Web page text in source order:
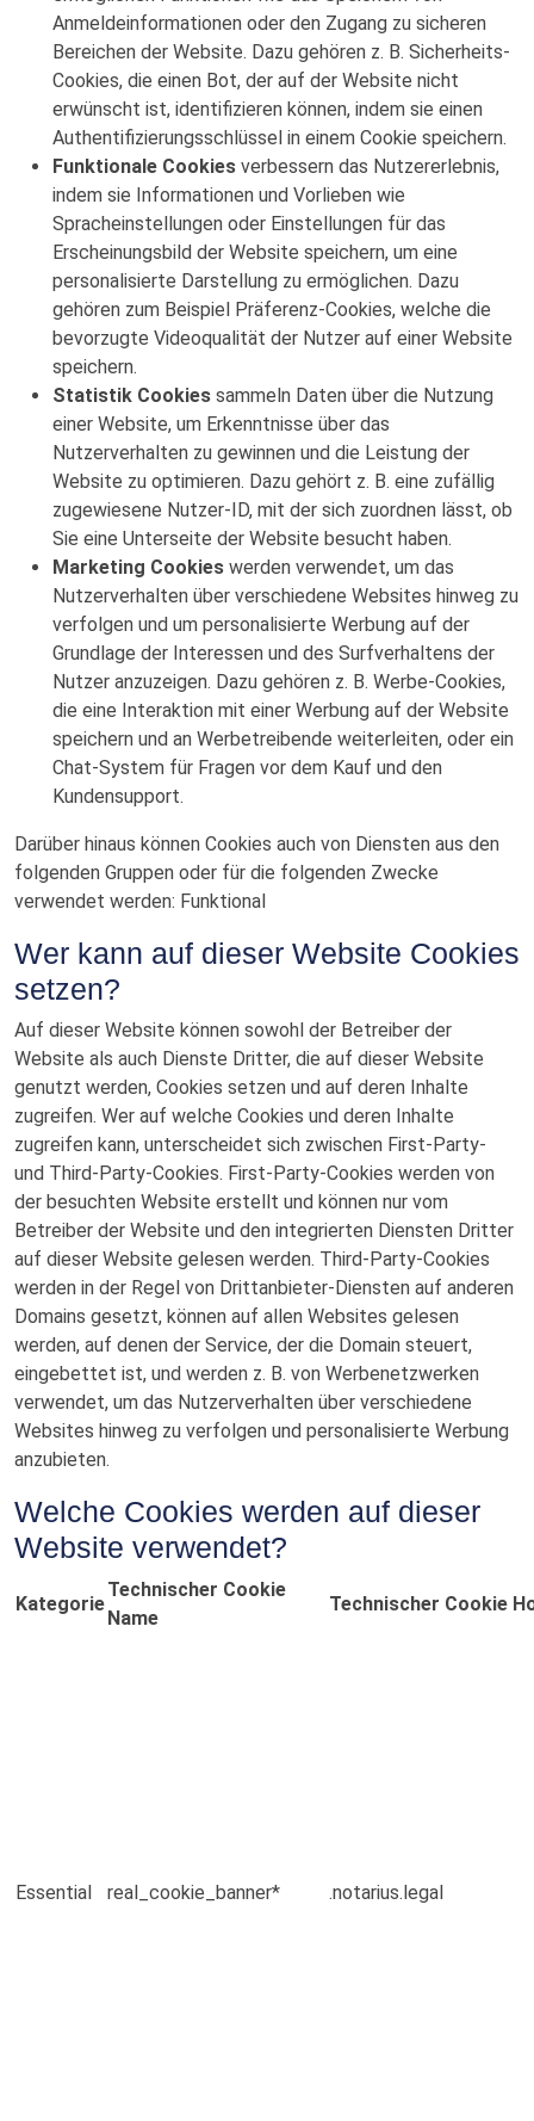
Anmeldeinformationen oder den Zugang zu sicheren
Bereichen der Website. Dazu gehören z. B. Sicherheits-
Cookies, die einen Bot, der auf der Website nicht
erwünscht ist, identifizieren können, indem sie einen
Authentifizierungsschlüssel in einem Cookie speichern.
Funktionale Cookies verbessern das Nutzererlebnis,
indem sie Informationen und Vorlieben wie
Spracheinstellungen oder Einstellungen für das
Erscheinungsbild der Website speichern, um eine
personalisierte Darstellung zu ermöglichen. Dazu
gehören zum Beispiel Präferenz-Cookies, welche die
bevorzugte Videoqualität der Nutzer auf einer Website
speichern.
Statistik Cookies sammeln Daten über die Nutzung
einer Website, um Erkenntnisse über das
Nutzerverhalten zu gewinnen und die Leistung der
Website zu optimieren. Dazu gehört z. B. eine zufällig
zugewiesene Nutzer-ID, mit der sich zuordnen lässt, ob
Sie eine Unterseite der Website besucht haben.
Marketing Cookies werden verwendet, um das
Nutzerverhalten über verschiedene Websites hinweg zu
verfolgen und um personalisierte Werbung auf der
Grundlage der Interessen und des Surfverhaltens der
Nutzer anzuzeigen. Dazu gehören z. B. Werbe-Cookies,
die eine Interaktion mit einer Werbung auf der Website
speichern und an Werbetreibende weiterleiten, oder ein
Chat-System für Fragen vor dem Kauf und den
Kundensupport.
Darüber hinaus können Cookies auch von Diensten aus den
folgenden Gruppen oder für die folgenden Zwecke
verwendet werden: Funktional
Wer kann auf dieser Website Cookies
setzen?
Auf dieser Website können sowohl der Betreiber der
Website als auch Dienste Dritter, die auf dieser Website
genutzt werden, Cookies setzen und auf deren Inhalte
zugreifen. Wer auf welche Cookies und deren Inhalte
zugreifen kann, unterscheidet sich zwischen First-Party-
und Third-Party-Cookies. First-Party-Cookies werden von
der besuchten Website erstellt und können nur vom
Betreiber der Website und den integrierten Diensten Dritter
auf dieser Website gelesen werden. Third-Party-Cookies
werden in der Regel von Drittanbieter-Diensten auf anderen
Domains gesetzt, können auf allen Websites gelesen
werden, auf denen der Service, der die Domain steuert,
eingebettet ist, und werden z. B. von Werbenetzwerken
verwendet, um das Nutzerverhalten über verschiedene
Websites hinweg zu verfolgen und personalisierte Werbung
anzubieten.
Welche Cookies werden auf dieser
Website verwendet?
Kategorie
Technischer Cookie
Name
Technischer Cookie
Essential real_cookie_banner* .notarius.legal